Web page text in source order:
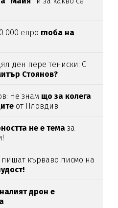
000 евро глоба на
ден пере тениски: С
Стоянов?
Не знам що за колега
от Пловдив
не е темаза
пишат кърваво писмо на
дрон е